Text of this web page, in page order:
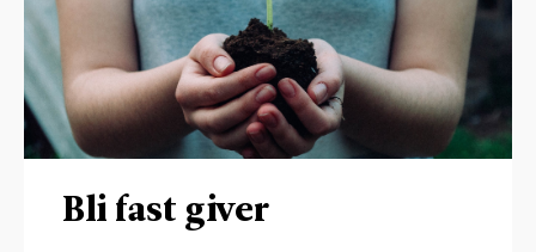
Bli fast giver